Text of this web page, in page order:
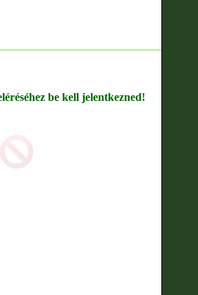
be kell jelentkezned!